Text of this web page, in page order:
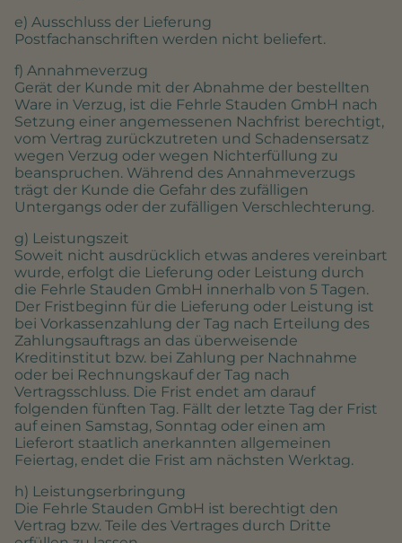
e) Ausschluss der Lieferung
Postfachanschriften werden nicht beliefert.
f) Annahmeverzug
Gerät der Kunde mit der Abnahme der bestellten
Ware in Verzug, ist die Fehrle Stauden GmbH nach
Setzung einer angemessenen Nachfrist berechtigt,
vom Vertrag zurückzutreten und Schadensersatz
wegen Verzug oder wegen Nichterfüllung zu
beanspruchen. Während des Annahmeverzugs
trägt der Kunde die Gefahr des zufälligen
Untergangs oder der zufälligen Verschlechterung.
g) Leistungszeit
Soweit nicht ausdrücklich etwas anderes vereinbart
wurde, erfolgt die Lieferung oder Leistung durch
die Fehrle Stauden GmbH innerhalb von 5 Tagen.
Der Fristbeginn für die Lieferung oder Leistung ist
bei Vorkassenzahlung der Tag nach Erteilung des
Zahlungsauftrags an das überweisende
Kreditinstitut bzw. bei Zahlung per Nachnahme
oder bei Rechnungskauf der Tag nach
Vertragsschluss. Die Frist endet am darauf
folgenden fünften Tag. Fällt der letzte Tag der Frist
auf einen Samstag, Sonntag oder einen am
Lieferort staatlich anerkannten allgemeinen
Feiertag, endet die Frist am nächsten Werktag.
h) Leistungserbringung
Die Fehrle Stauden GmbH ist berechtigt den
Vertrag bzw. Teile des Vertrages durch Dritte